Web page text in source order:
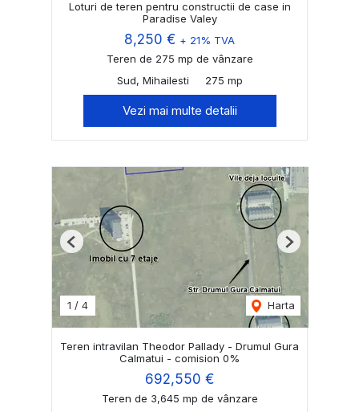
Loturi de teren pentru constructii de case in
Paradise Valey
8,250 € + 21% TVA
Teren de 275 mp de vânzare
Sud, Mihailesti
275 mp
Vezi mai multe detalii
1 / 4 Harta
Previous Next
Teren intravilan Theodor Pallady - Drumul Gura
Calmatui - comision 0%
692,550 €
Teren de 3,645 mp de vânzare